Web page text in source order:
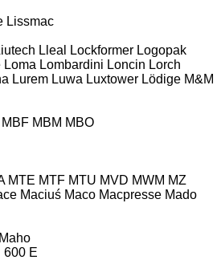
Lissmac
Lleal Lockformer Logopak
Loma Lombardini Loncin Lorch
Lurem Luwa Luxtower Lödige M&M
MBF MBM MBO
MTE MTF MTU MVD MWM MZ
Maciuś Maco Macpresse Mado
Maho
600 E